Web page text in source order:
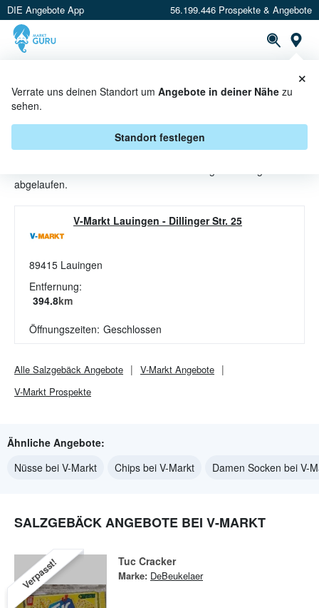
DIE Angebote App 56.199.446 Prospekte & Angebote
Verrate uns deinen Standort um Angebote in deiner Nähe zu
sehen.
Standort festlegen
×
SALZGEBÄCK ANGEBOTE &
AKTIONEN BEI V-MARKT
abgelaufen.
V-Markt Lauingen - Dillinger Str. 25
89415 Lauingen
Entfernung:
394.8km
Öffnungszeiten: Geschlossen
Alle Salzgebäck Angebote V-Markt Angebote
V-Markt Prospekte
Ähnliche Angebote:
Nüsse bei V-Markt
Chips bei V-Markt Damen Socken bei V-
SALZGEBÄCK ANGEBOTE BEI V-MARKT
Verpasst! Tuc Cracker
Marke: DeBeukelaer